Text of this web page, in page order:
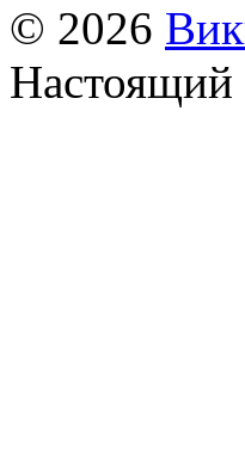
© 2026
Настоящий